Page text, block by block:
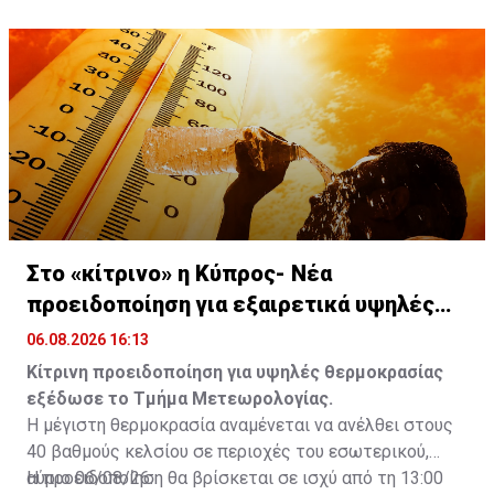
Στο «κίτρινο» η Κύπρος- Νέα
προειδοποίηση για εξαιρετικά υψηλές
θερμοκρασίες
06.08.2026 16:13
Κίτρινη προειδοποίηση για υψηλές θερμοκρασίας
εξέδωσε το Τμήμα Μετεωρολογίας.
Η μέγιστη θερμοκρασία αναμένεται να ανέλθει στους
40 βαθμούς κελσίου σε περιοχές του εσωτερικού,
αύριο 06/08/26.
Η προειδοποίηση θα βρίσκεται σε ισχύ από τη 13:00